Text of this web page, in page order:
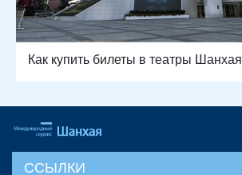
Как купить билеты в театры Шанхая
ССЫЛКИ